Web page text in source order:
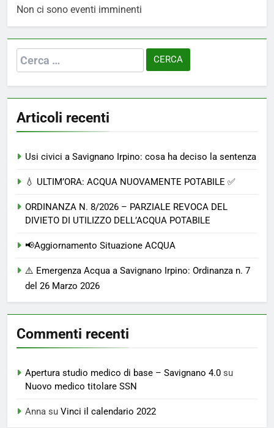
Non ci sono eventi imminenti
Ricerca
per:
Articoli recenti
Usi civici a Savignano Irpino: cosa ha deciso la sentenza
💧 ULTIM’ORA: ACQUA NUOVAMENTE POTABILE ✅
ORDINANZA N. 8/2026 – PARZIALE REVOCA DEL
DIVIETO DI UTILIZZO DELL’ACQUA POTABILE
📢Aggiornamento Situazione ACQUA
⚠️ Emergenza Acqua a Savignano Irpino: Ordinanza n. 7
del 26 Marzo 2026
Commenti recenti
Apertura studio medico di base – Savignano 4.0 su
Nuovo medico titolare SSN
Anna su Vinci il calendario 2022